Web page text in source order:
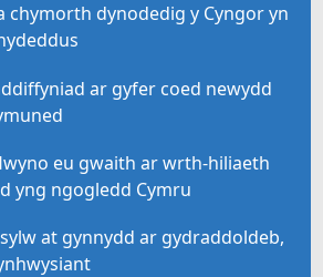
chymorth dynodedig y Cyngor yn
ar gyfer coed newydd
eu gwaith ar wrth-hiliaeth
yng ngogledd Cymru
at gynnydd ar gydraddoldeb,